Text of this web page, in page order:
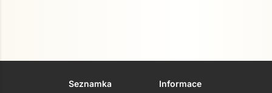
Seznamka
Informace